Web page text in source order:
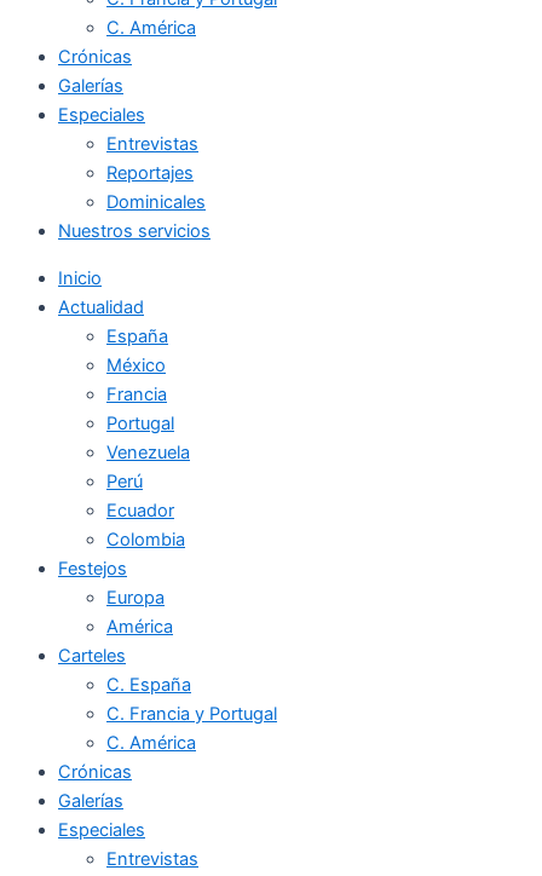
C. América
Crónicas
Galerías
Especiales
Entrevistas
Reportajes
Dominicales
Nuestros servicios
Inicio
Actualidad
España
México
Francia
Portugal
Venezuela
Perú
Ecuador
Colombia
Festejos
Europa
América
Carteles
C. España
C. Francia y Portugal
C. América
Crónicas
Galerías
Especiales
Entrevistas